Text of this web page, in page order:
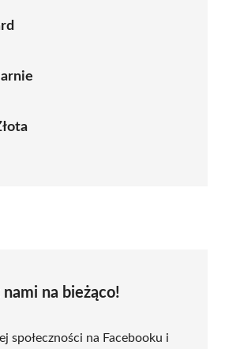
nami na bieżąco!
społeczności na Facebooku i